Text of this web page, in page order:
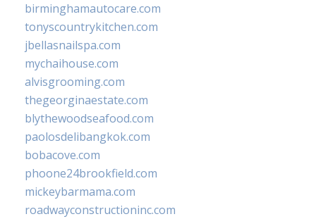
birminghamautocare.com
tonyscountrykitchen.com
jbellasnailspa.com
mychaihouse.com
alvisgrooming.com
thegeorginaestate.com
blythewoodseafood.com
paolosdelibangkok.com
bobacove.com
phoone24brookfield.com
mickeybarmama.com
roadwayconstructioninc.com